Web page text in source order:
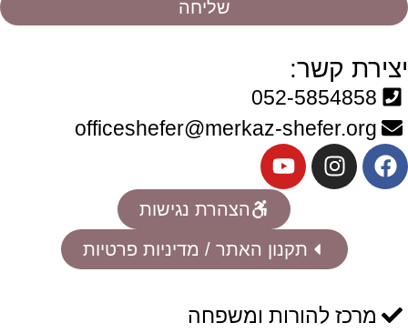
שליחה
יצירת קשר:
052-5854858
officeshefer@merkaz-shefer.org
הצהרת נגישות
תקנון האתר / מדיניות פרטיות
מרכז להורות ומשפחה